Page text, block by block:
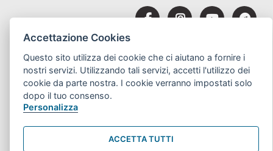
Accettazione Cookies
Questo sito utilizza dei cookie che ci aiutano a fornire i
nostri servizi. Utilizzando tali servizi, accetti l'utilizzo dei
cookie da parte nostra. I cookie verranno impostati solo
dopo il tuo consenso.
Personalizza
ACCETTA TUTTI